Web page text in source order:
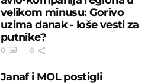
velikom minusu: Gorivo
uzima danak - loše vesti za
putnike?
0 0
Janaf i MOL postigli